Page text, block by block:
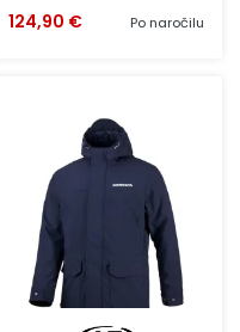
Po naročilu
124,90 €